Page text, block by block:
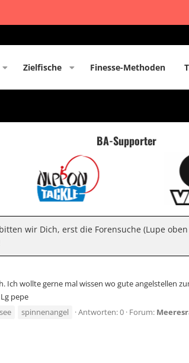
Zielfische Finesse-Methoden
BA-Supporter
wir Dich, erst die Forensuche (Lupe
wollte gerne mal wissen wo gute angelstellen
pepe
spinnenangel Antworten: 0 Forum: